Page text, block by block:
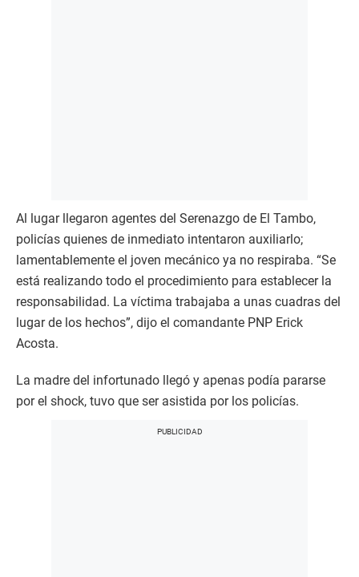
Al lugar llegaron agentes del Serenazgo de El Tambo,
policías quienes de inmediato intentaron auxiliarlo;
lamentablemente el joven mecánico ya no respiraba. “Se
está realizando todo el procedimiento para establecer la
responsabilidad. La víctima trabajaba a unas cuadras del
lugar de los hechos”, dijo el comandante PNP Erick
Acosta.
La madre del infortunado llegó y apenas podía pararse
por el shock, tuvo que ser asistida por los policías.